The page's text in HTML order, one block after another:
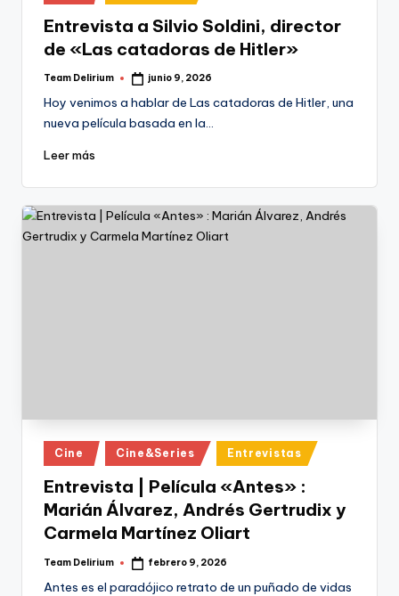
en
Entrevista a Silvio Soldini, director
de «Las catadoras de Hitler»
Publicado
Team Delirium junio 9, 2026
Hoy venimos a hablar de Las catadoras de Hitler, una
nueva película basada en la…
Leer más
Publicado
en
Cine Cine&Series Entrevistas
Entrevista | Película «Antes» :
Marián Álvarez, Andrés Gertrudix y
Carmela Martínez Oliart
Publicado
Team Delirium febrero 9, 2026
Antes es el paradójico retrato de un puñado de vidas